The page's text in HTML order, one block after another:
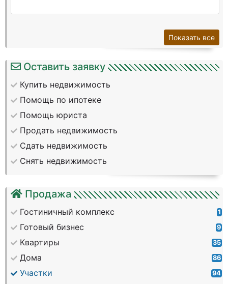
Оставить заявку
Купить недвижимость
Помощь по ипотеке
Помощь юриста
Продать недвижимость
Сдать недвижимость
Снять недвижимость
Продажа
Гостиничный комплекс 1
Готовый бизнес 9
Квартиры 35
Дома 86
Участки 94
Показать все